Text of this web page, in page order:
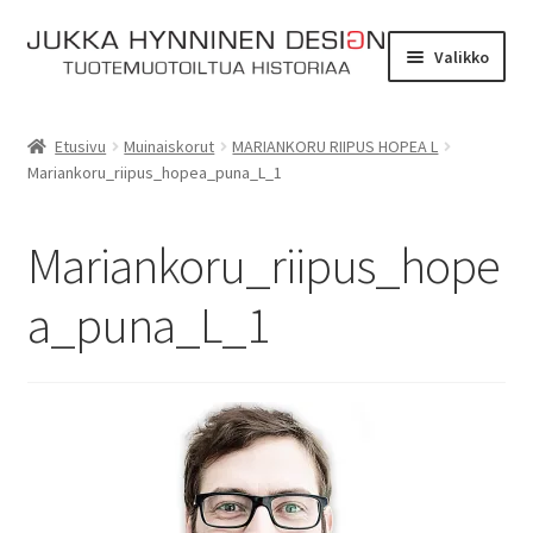
Siirry
navigointiin
Siirry
sisältöön
Valikko
Tarinat
Etusivu Muinaiskorut
MARIANKORU RIIPUS HOPEA L
Mariankoru_riipus_hopea_puna_L_1
Mariankoru_riipus_hope
a_puna_L_1